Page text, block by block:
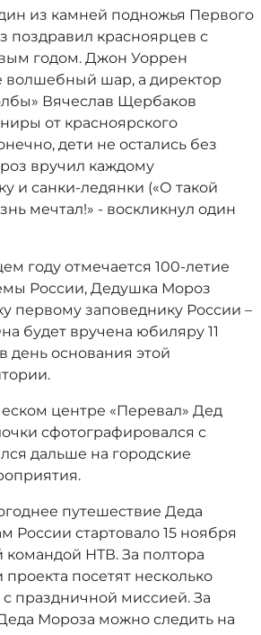
из камней подножья Первого
поздравил красноярцев с
годом. Джон Уоррен
волшебный шар, а директор
Вячеслав Щербаков
от красноярского
дети не остались без
вручил каждому
и санки-ледянки («О такой
мечтал!» - воскликнул один
году отмечается 100-летие
России, Дедушка Мороз
первому заповеднику России –
будет вручена юбиляру 11
день основания этой
центре «Перевал» Дед
сфотографировался с
дальше на городские
путешествие Деда
России стартовало 15 ноября
командой НТВ. За полтора
посетят несколько
с праздничной миссией. За
Мороза можно следить на